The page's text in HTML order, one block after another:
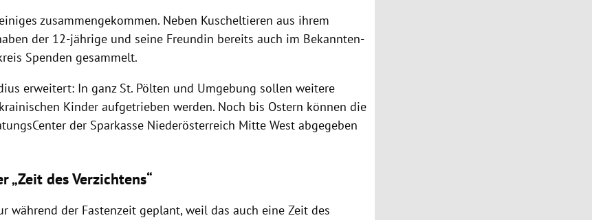
zusammengekommen. Neben Kuscheltieren aus ihrem
der 12-jährige und seine Freundin bereits auch im Bekannten-
Spenden gesammelt.
erweitert: In ganz St. Pölten und Umgebung sollen weitere
Kinder aufgetrieben werden. Noch bis Ostern können die
der Sparkasse Niederösterreich Mitte West abgegeben
„Zeit des Verzichtens“
während der Fastenzeit geplant, weil das auch eine Zeit des